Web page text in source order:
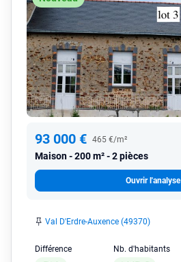
93 000 € 465 €/m²
Maison 200 m² - 2 pièces
Ouvrir l'analyse
Val D'Erdre-Auxence (49370)
Différence
Nb. d'habitants